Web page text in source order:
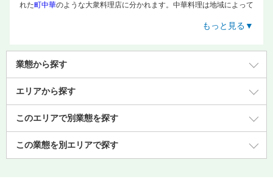
れた町中華のような大衆料理店に分かれます。中華料理は地域によって
が名物のお店など、特定
常に多く、1人の料理人が作れる料理の数は多岐に渡ります。
もっと見る▼
業態から探す
エリアから探す
このエリアで別業態を探す
この業態を別エリアで探す